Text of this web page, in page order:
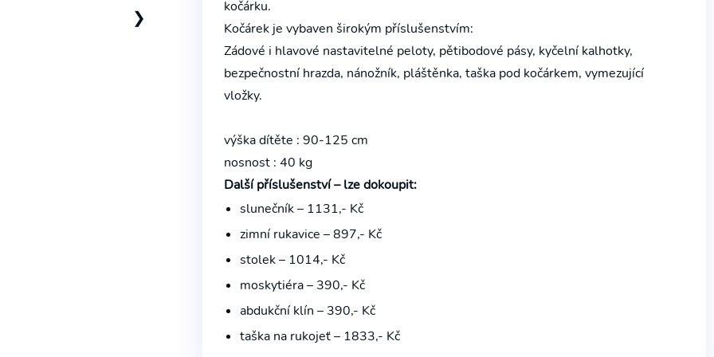
❯
kočárku.
Kočárek je vybaven širokým příslušenstvím:
Zádové i hlavové nastavitelné peloty, pětibodové pásy, kyčelní kalhotky,
bezpečnostní hrazda, nánožník, pláštěnka, taška pod kočárkem, vymezující
vložky.
výška dítěte : 90-125 cm
nosnost : 40 kg
Další příslušenství – lze dokoupit:
slunečník – 1131,- Kč
zimní rukavice – 897,- Kč
stolek – 1014,- Kč
moskytiéra – 390,- Kč
abdukční klín – 390,- Kč
taška na rukojeť – 1833,- Kč